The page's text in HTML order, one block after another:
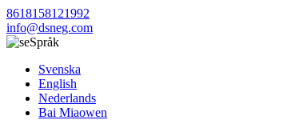
8618158121992
info@dsneg.com
Språk
Svenska
English
Nederlands
Bai Miaowen